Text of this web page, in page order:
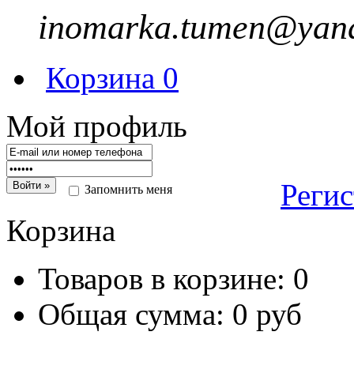
Корзина 0
Мой профиль
Запомнить меня
Корзина
Товаров в корзине: 0
Общая сумма: 0 руб